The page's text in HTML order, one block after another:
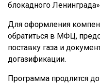
блокадного
Для оформления
обратиться в МФЦ,
поставку газа и
догазификации.
Программа продлится